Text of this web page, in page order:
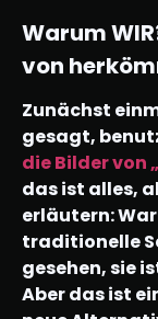
Warum
von
Zunächst
gesagt,
die Bilder von
das ist alles,
erläutern:
traditionelle
gesehen, sie
Aber das ist